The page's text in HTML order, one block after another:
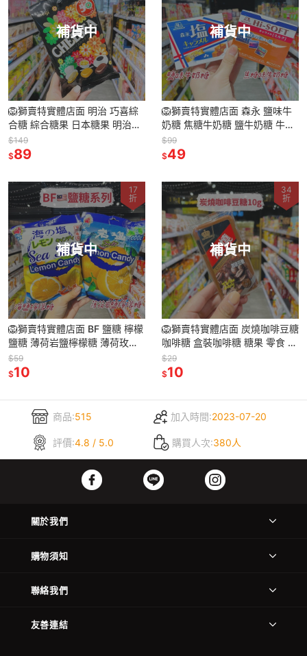
補貨中
🦁獅賣特實體店面 明治 巧喜綜
合糖 綜合糖果 日本糖果 明治糖
果 糖果 零食 日本代購
$149
$89
補貨中
🦁獅賣特實體店面 森永 鹽味牛
奶糖 焦糖牛奶糖 鹽牛奶糖 牛奶
糖 糖果 日本牛奶糖 糖果 代購
日本糖果
$99
$49
補貨中
17
折
🦁獅賣特實體店面 BF 鹽糖 檸檬
鹽糖 薄荷岩鹽檸檬糖 薄荷玫瑰
鹽檸檬糖 糖果
$59
$10
補貨中
34
折
🦁獅賣特實體店面 炭燒咖啡豆糖
咖啡糖 盒裝咖啡糖 糖果 零食 咖
啡
$29
$10
商品:515 加入時間:2023-07-20
評價:4.8 / 5.0 購買人次:380人
關於我們
購物須知
聯絡我們
友善連結